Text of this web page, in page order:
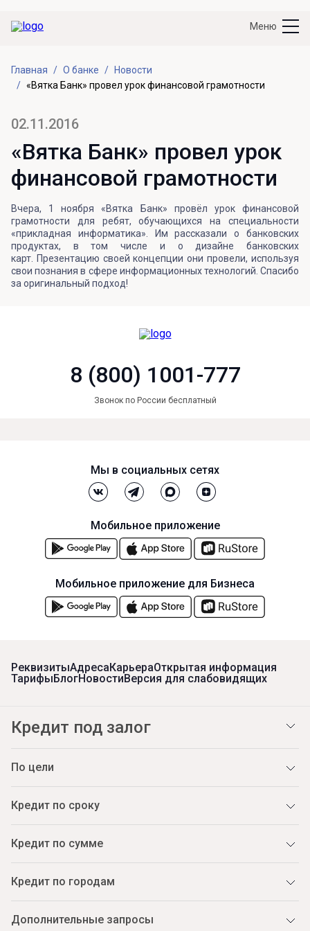
Меню
Главная О банке
Новости
«Вятка Банк» провел урок финансовой грамотности
02.11.2016
«Вятка Банк» провел урок
финансовой грамотности
Вчера, 1 ноября «Вятка Банк» провёл урок финансовой
грамотности для ребят, обучающихся на специальности
«прикладная информатика». Им рассказали о банковских
продуктах, в том числе и о дизайне банковских
карт. Презентацию своей концепции они провели, используя
свои познания в сфере информационных технологий. Спасибо
за оригинальный подход!
8 (800) 1001-777
Звонок по России бесплатный
РеквизитыАдресаКарьераОткрытая информация
ТарифыБлогНовостиВерсия для слабовидящих
Кредит под залог
По цели
Кредит по сроку
Кредит по сумме
Кредит по городам
Дополнительные запросы
Мы в социальных сетях
Мобильное приложение
Мобильное приложение для Бизнеса